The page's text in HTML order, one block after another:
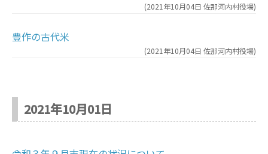
(2021年10月04日 佐那河内村役場)
豊作の古代米
(2021年10月04日 佐那河内村役場)
2021年10月01日